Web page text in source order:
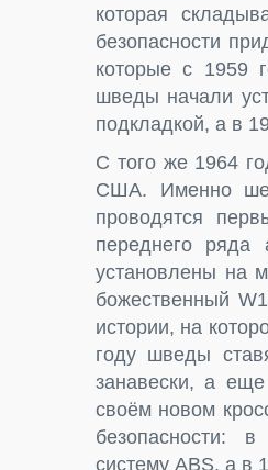
которая
безопасности
которые с 1959
шведы начали
подкладкой, а в
С того же 1964
США. Именно
проводятся
переднего ряда
установлены на
божественный
истории, на
году шведы
занавески, а
своём новом
безопасности:
систему ABS, а в